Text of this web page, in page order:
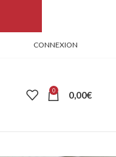
CONNEXION
0 0,00€